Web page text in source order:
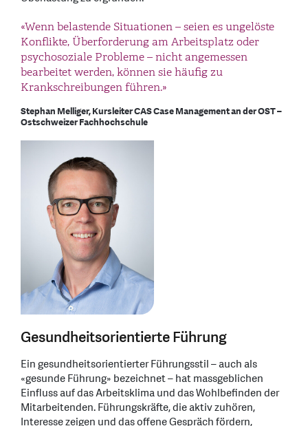
«Wenn belastende Situationen – seien es ungelöste
Konflikte, Überforderung am Arbeitsplatz oder
psychosoziale Probleme – nicht angemessen
bearbeitet werden, können sie häufig zu
Krankschreibungen führen.»
Stephan Melliger, Kursleiter CAS Case Management an der OST –
Ostschweizer Fachhochschule
Gesundheitsorientierte Führung
Ein gesundheitsorientierter Führungsstil – auch als
«gesunde Führung» bezeichnet – hat massgeblichen
Einfluss auf das Arbeitsklima und das Wohlbefinden der
Mitarbeitenden. Führungskräfte, die aktiv zuhören,
Interesse zeigen und das offene Gespräch fördern,